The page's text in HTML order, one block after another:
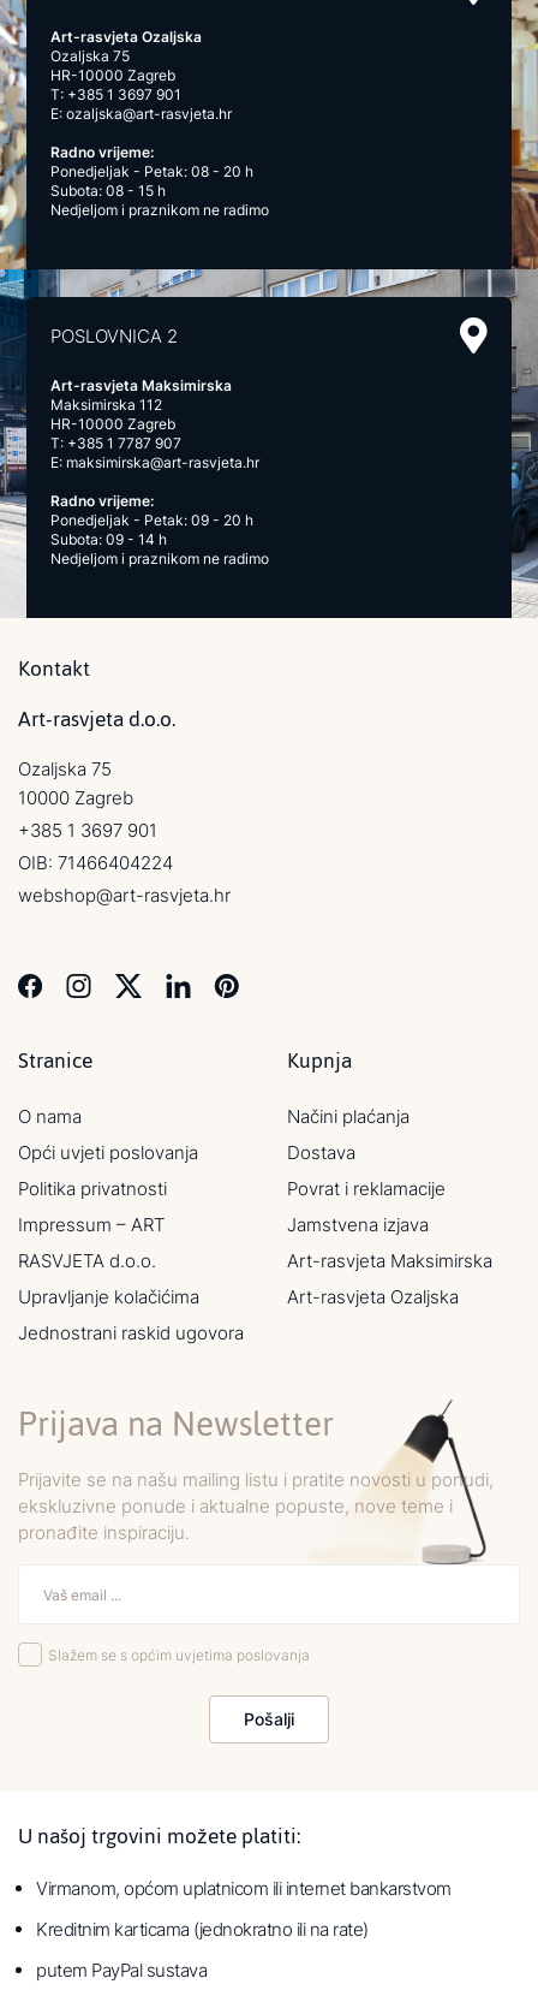
Art-rasvjeta Ozaljska
Ozaljska 75
HR-10000 Zagreb
T: +385 1 3697 901
E:ozaljska@art-rasvjeta.hr
Radno vrijeme:
Ponedjeljak - Petak: 08 - 20 h
Subota: 08 - 15 h
Nedjeljom i praznikom ne radimo
POSLOVNICA 2
Art-rasvjeta Maksimirska
Maksimirska 112
HR-10000 Zagreb
T: +385 1 7787 907
E: maksimirska@art-rasvjeta.hr
Radno vrijeme:
Ponedjeljak - Petak: 09 - 20 h
Subota: 09 - 14 h
Nedjeljom i praznikom ne radimo
Kontakt
Art-rasvjeta d.o.o.
Ozaljska 75
10000 Zagreb
+385 1 3697 901
OIB: 71466404224
webshop@art-rasvjeta.hr
Stranice
O nama
Opći uvjeti poslovanja
Politika privatnosti
Impressum – ART
RASVJETA d.o.o.
Upravljanje kolačićima
Jednostrani raskid ugovora
Kupnja
Načini plaćanja
Dostava
Povrat i reklamacije
Jamstvena izjava
Art-rasvjeta Maksimirska
Art-rasvjeta Ozaljska
Prijava na Newsletter
Prijavite se na našu mailing listu i pratite novosti u ponudi,
ekskluzivne ponude i aktualne popuste, nove teme i
pronađite inspiraciju.
Slažem se s općim uvjetima poslovanja
Pošalji
U našoj trgovini možete platiti:
Virmanom, općom uplatnicom ili internet bankarstvom
Kreditnim karticama (jednokratno ili na rate)
putem PayPal sustava